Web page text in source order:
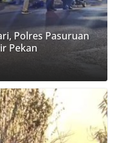
Polres Pasuruan
Pekan